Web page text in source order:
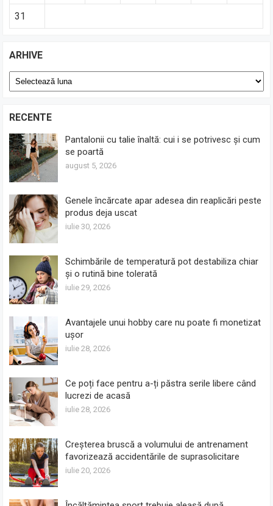
31
ARHIVE
Arhive
RECENTE
Pantalonii cu talie înaltă: cui i se potrivesc și cum
se poartă
august 5, 2026
Genele încărcate apar adesea din reaplicări peste
produs deja uscat
iulie 30, 2026
Schimbările de temperatură pot destabiliza chiar
și o rutină bine tolerată
iulie 29, 2026
Avantajele unui hobby care nu poate fi monetizat
ușor
iulie 28, 2026
Ce poți face pentru a-ți păstra serile libere când
lucrezi de acasă
iulie 28, 2026
Creșterea bruscă a volumului de antrenament
favorizează accidentările de suprasolicitare
iulie 20, 2026